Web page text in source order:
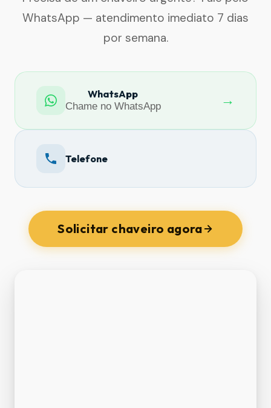
WhatsApp — atendimento imediato 7 dias
por semana.
WhatsApp
Chame no WhatsApp
→
Telefone
Solicitar chaveiro agora